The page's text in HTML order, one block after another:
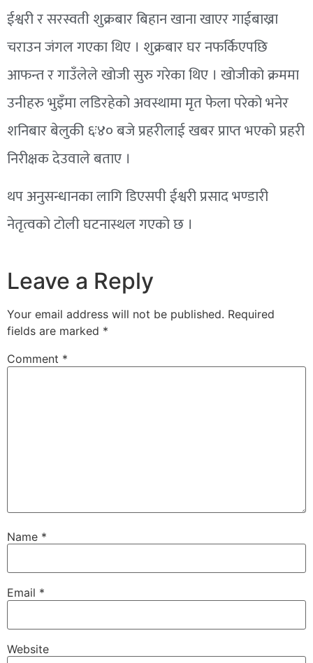
ईश्वरी र सरस्वती शुक्रबार बिहान खाना खाएर गाईबाख्रा
चराउन जंगल गएका थिए । शुक्रबार घर नफर्किएपछि
आफन्त र गाउँलेले खोजी सुरु गरेका थिए । खोजीको क्रममा
उनीहरु भुइँमा लडिरहेको अवस्थामा मृत फेला परेको भनेर
शनिबार बेलुकी ६ः४० बजे प्रहरीलाई खबर प्राप्त भएको प्रहरी
निरीक्षक देउवाले बताए ।
थप अनुसन्धानका लागि डिएसपी ईश्वरी प्रसाद भण्डारी
नेतृत्वको टोली घटनास्थल गएको छ ।
Leave a Reply
Your email address will not be published. Required
fields are marked *
Comment *
Name *
Email *
Website